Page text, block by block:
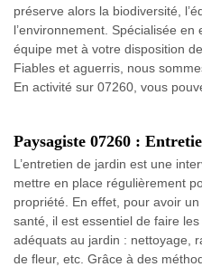
préserve alors la biodiversité,
l’environnement. Spécialisée
équipe met à votre disposition
Fiables et aguerris, nous
En activité sur 07260, vous
Paysagiste 07260 :
L’entretien de jardin est une
mettre en place régulièrement
propriété. En effet, pour avoir
santé, il est essentiel de faire
adéquats au jardin : nettoyage,
de fleur, etc. Grâce à des